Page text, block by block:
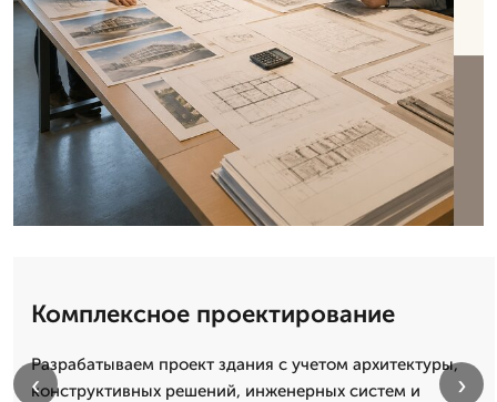
Комплексное проектирование
Разрабатываем проект здания с учетом архитектуры,
конструктивных решений, инженерных систем и
‹ ›